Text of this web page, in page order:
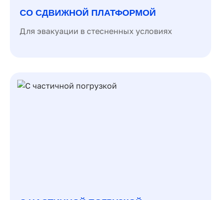
СО СДВИЖНОЙ ПЛАТФОРМОЙ
Для эвакуации в стесненных условиях